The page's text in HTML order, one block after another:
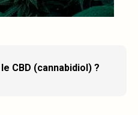
CBD (cannabidiol) ?